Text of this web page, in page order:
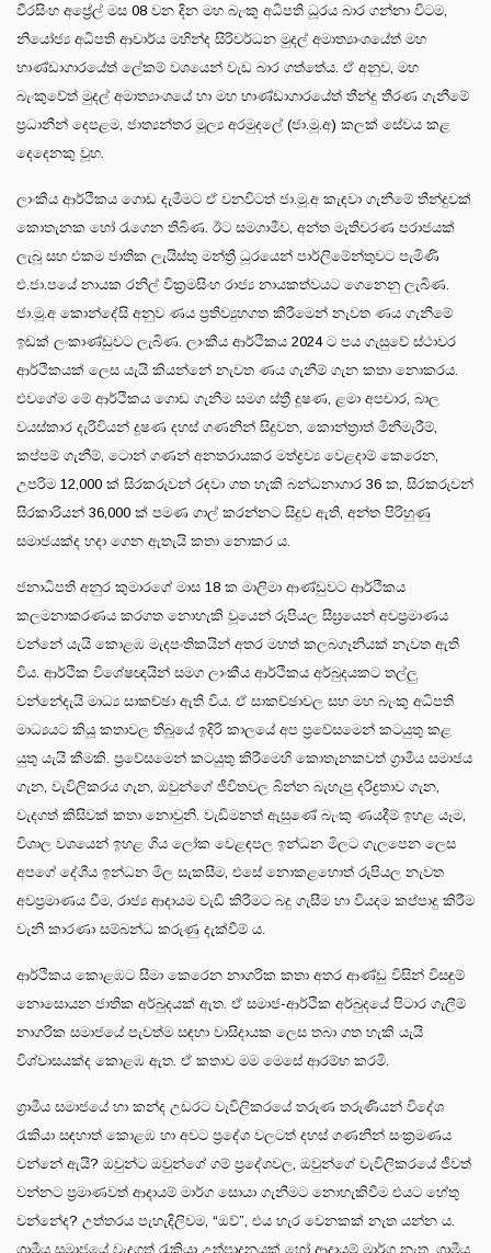
වීරසිංහ අප්‍රේල් මස 08 වන දින මහ බැංකු අධිපති ධූරය බාර ගන්නා විටම,
නියෝජ්‍ය අධිපති ආචාර්ය මහින්ද සිරිවර්ධන මුදල් අමාත්‍යාංශයේත් මහ
භාණ්ඩාගාරයේත් ලේකම් වශයෙන් වැඩ බාර ගත්තේය. ඒ අනුව, මහ
බැංකුවේත් මුදල් අමාත්‍යාංශයේ හා මහ භාණ්ඩාගාරයේත් තීන්දු තීරණ ගැනීමේ
ප්‍රධානීන් දෙපළම, ජාත්‍යන්තර මූල්‍ය අරමුදලේ (ජා.මූ.අ) කලක් සේවය කළ
දෙදෙනකු වූහ.
ලාංකීය ආර්ථිකය ගොඩ දැමීමට ඒ වනවිටත් ජා.මූ.අ කැඳවා ගැනීමේ තීන්දුවක්
කොතැනක හෝ රැගෙන තිබිණ. ඊට සමගාමීව, අන්ත මැතිවරණ පරාජයක්
ලැබූ සහ එකම ජාතික ලැයිස්තු මන්ත්‍රී ධූරයෙන් පාර්ලිමේන්තුවට පැමිණි
එ.ජා.පයේ නායක රනිල් වික්‍රමසිංහ රාජ්‍ය නායකත්වයට ගෙනෙනු ලැබිණ.
ජා.මූ.අ කොන්දේසි අනුව ණය ප්‍රතිව්‍යුහගත කිරීමෙන් නැවත ණය ගැනීමේ
ඉඩක් ලංකාණ්ඩුවට ලැබිණ. ලාංකීය ආර්ථිකය 2024 ට පය ගැසුවේ ස්ථාවර
ආර්ථිකයක් ලෙස යැයි කියන්නේ නැවත ණය ගැනීම් ගැන කතා නොකරය.
එවගේම මේ ආර්ථිකය ගොඩ ගැනීම සමග ස්ත්‍රී දූෂණ, ළමා අපචාර, බාල
වයස්කාර දැරිවියන් දූෂණ දහස් ගණනින් සිදුවන, කොන්ත්‍රාත් මිනීමැරීම්,
කප්පම් ගැනීම්, ටොන් ගණන් අනතරායකර මත්ද්‍රව්‍ය වෙළදාම් කෙරෙන,
උපරිම 12,000 ක් සිරකරුවන් රඳවා ගත හැකි බන්ධනාගාර 36 ක, සිරකරුවන්
සිරකාරියන් 36,000 ක් පමණ ගාල් කරන්නට සිදුව ඇති, අන්ත පිරිහුණු
සමාජයක්ද හදා ගෙන ඇතැයි කතා නොකර ය.
ජනාධිපති අනුර කුමාරගේ මාස 18 ක මාලිමා ආණ්ඩුවට ආර්ථිකය
කලමනාකරණය කරගත නොහැකි වූයෙන් රුපියල සීඝ්‍රයෙන් අවප්‍රමාණය
වන්නේ යැයි කොළඹ මැදපංතිකයින් අතර මහත් කලබගෑනියක් නැවත ඇති
විය. ආර්ථික විශේෂඥයින් සමග ලාංකීය ආර්ථිකය අර්බුදයකට තල්ලු
වන්නේදැයි මාධ්‍ය සාකච්ඡා ඇති විය. ඒ සාකච්ඡාවල සහ මහ බැංකු අධිපති
මාධ්‍යයට කියූ කතාවල තිබූයේ ඉදිරි කාලයේ අප ප්‍රවේසමෙන් කටයුතු කළ
යුතු යැයි කීමකි. ප්‍රවේසමෙන් කටයුතු කිරීමෙහි කොතැනකවත් ග්‍රාමීය සමාජය
ගැන, වැවිලිකරය ගැන, ඔවුන්ගේ ජීවිතවල බින්න බැහැපු දරිද්‍රතාව ගැන,
වැදගත් කිසිවක් කතා නොවුනි. වැඩිමනත් ඇසුණේ බැංකු ණයදීම් ඉහළ යෑම,
විශාල වශයෙන් ඉහළ ගිය ලෝක වෙළඳපල ඉන්ධන මිලට ගැලපෙන ලෙස
අපගේ දේශීය ඉන්ධන මිල සැකසීම, එසේ නොකළහොත් රුපියල නැවත
අවප්‍රමාණය වීම, රාජ්‍ය ආදායම වැඩි කිරීමට බදු ගැසීම හා වියදම කප්පාදු කිරීම
වැනි කාරණා සම්බන්ධ කරුණු දැක්වීම් ය.
ආර්ථිකය කොළඹට සීමා කෙරෙන නාගරික කතා අතර ආණ්ඩු විසින් විසඳුම්
නොසොයන ජාතික අර්බුදයක් ඇත. ඒ සමාජ-ආර්ථික අර්බුදයේ පිටාර ගැලීම්
නාගරික සමාජයේ පැවත්ම සඳහා වාසිදායක ලෙස තබා ගත හැකි යැයි
විශ්වාසයක්ද කොළඹ ඇත. ඒ කතාව මම මෙසේ ආරම්භ කරමි.
ග්‍රාමීය සමාජයේ හා කන්ද උඩරට වැවිලිකරයේ තරුණ තරුණියන් විදේශ
රැකියා සඳහාත් කොළඹ හා අවට ප්‍රදේශ වලටත් දහස් ගණනින් සංක්‍රමණය
වන්නේ ඇයි? ඔවුන්ට ඔවුන්ගේ ගම් ප්‍රදේශවල, ඔවුන්ගේ වැවිලිකරයේ ජීවත්
වන්නට ප්‍රමාණවත් ආදායම් මාර්ග සොයා ගැනීමට නොහැකිවීම එයට හේතු
වන්නේද? උත්තරය පැහැදිලිවම, “ඔව්”, එය හැර වෙනකක් නැත යන්න ය.
ග්‍රාමීය සමාජයේ වැදගත් රැකියා උත්පාදනයක් හෝ ආදායම් මාර්ග නැත. ග්‍රාමීය